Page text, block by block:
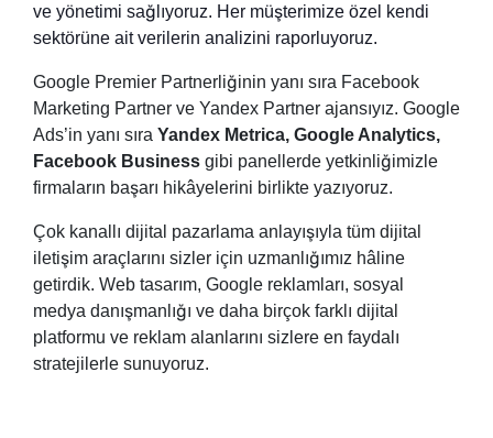
ve yönetimi sağlıyoruz. Her müşterimize özel kendi
sektörüne ait verilerin analizini raporluyoruz.
Google Premier Partnerliğinin yanı sıra Facebook
Marketing Partner ve Yandex Partner ajansıyız. Google
Ads’in yanı sıra Yandex Metrica, Google Analytics,
Facebook Business gibi panellerde yetkinliğimizle
firmaların başarı hikâyelerini birlikte yazıyoruz.
Çok kanallı dijital pazarlama anlayışıyla tüm dijital
iletişim araçlarını sizler için uzmanlığımız hâline
getirdik. Web tasarım, Google reklamları, sosyal
medya danışmanlığı ve daha birçok farklı dijital
platformu ve reklam alanlarını sizlere en faydalı
stratejilerle sunuyoruz.